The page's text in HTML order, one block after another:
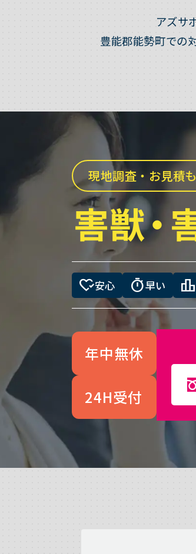
アズサ
豊能郡能勢町での
現地調査・お見積
害獣・
heart_check安心 timer早い leaderboard
年中無休
24H受付